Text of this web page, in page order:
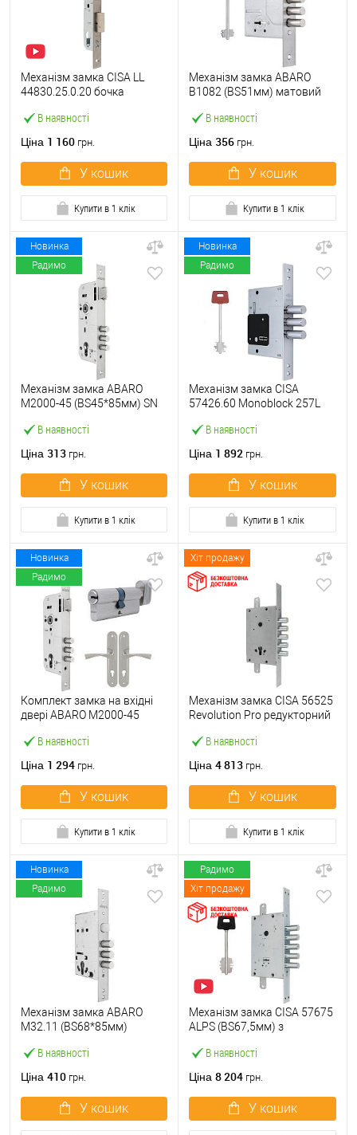
В наявності
Механізм замка CISA LL
44830.25.0.20 бочка
нержавіюча сталь
Ціна 1 160 грн.
У кошик
Купити в 1 клік
В наявності
Механізм замка ABARO
B1082 (BS51мм) матовий
Ціна 356 грн.
У кошик
Купити в 1 клік
Новинка
Радимо
В наявності
Механізм замка ABARO
M2000-45 (BS45*85мм) SN
Ціна 313 грн.
У кошик
Купити в 1 клік
Новинка
Радимо
В наявності
Механізм замка CISA
57426.60 Monoblock 257L
Ціна 1 892 грн.
У кошик
Купити в 1 клік
Новинка
Радимо
В наявності
Комплект замка на вхідні
двері ABARO M2000-45
B100 70T і ручками KEDR
Ціна 1 294 грн.
У кошик
Купити в 1 клік
Хіт продажу
В наявності
Механізм замка CISA 56525
Revolution Pro редукторний
хром матовий
Ціна 4 813 грн.
У кошик
Купити в 1 клік
Новинка
Радимо
В наявності
Механізм замка ABARO
M32.11 (BS68*85мм)
Ціна 410 грн.
У кошик
Радимо
Хіт продажу
В наявності
Механізм замка CISA 57675
ALPS (BS67,5мм) з
матовий
Ціна 8 204 грн.
У кошик